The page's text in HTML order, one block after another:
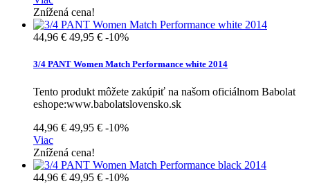
Znížená cena!
44,96 € 49,95 € -10%
3/4 PANT Women Match Performance white 2014
Tento produkt môžete zakúpiť na našom oficiálnom Babolat
eshope:www.babolatslovensko.sk
44,96 € 49,95 € -10%
Viac
Znížená cena!
44,96 € 49,95 € -10%